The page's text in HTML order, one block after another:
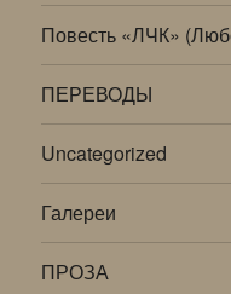
Повесть «ЛЧК»
ПЕРЕВОДЫ
Uncategorized
Галереи
ПРОЗА